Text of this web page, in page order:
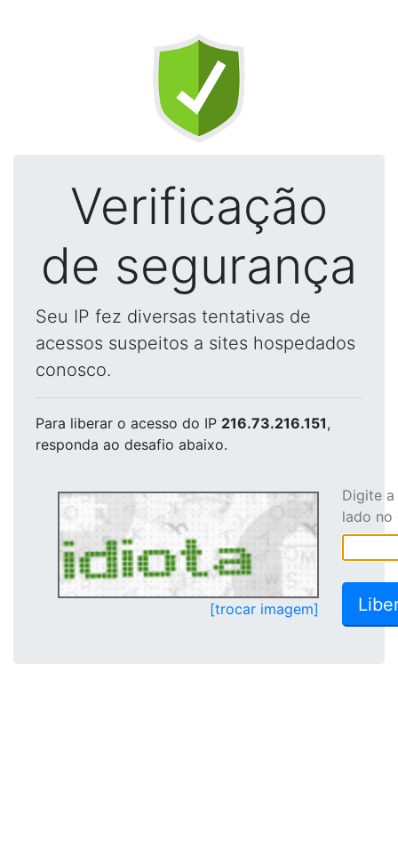
Verificação
de segurança
Seu IP fez diversas tentativas de
acessos suspeitos a sites hospedados
conosco.
Para liberar o acesso do IP 216.73.216.151,
responda ao desafio abaixo.
[trocar imagem]
Digite
lado no